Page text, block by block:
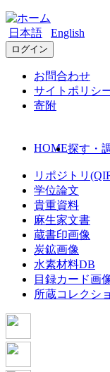
日本語 English
ログイン
お問合わせ
サイトポリシ
寄附
HOME探す・
リポジトリ
学位論文
貴重資料
麻生家文書
蔵書印画像
炭鉱画像
水素材料DB
目録カード画
所蔵コレクシ